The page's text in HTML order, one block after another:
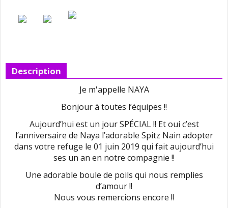
Description
Je m'appelle NAYA
Bonjour à toutes l’équipes !!
Aujourd’hui est un jour SPÉCIAL !! Et oui c’est
l’anniversaire de Naya l’adorable Spitz Nain adopter
dans votre refuge le 01 juin 2019 qui fait aujourd’hui
ses un an en notre compagnie !!
Une adorable boule de poils qui nous remplies
d’amour !!
Nous vous remercions encore !!